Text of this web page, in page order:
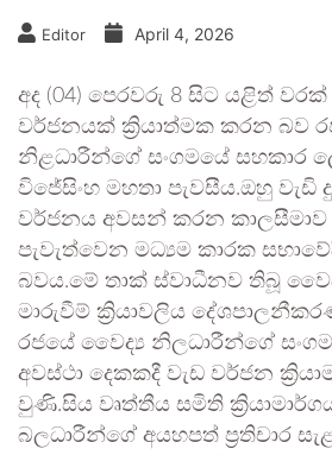
Editor April 4, 2026
අද (04) පෙරවරු 8 සිට යළිත් වරක්
වර්ජනයක් ක්‍රියාත්මක කරන බව
නිළධාරීන්ගේ සංගමයේ සහකාර
විජේසිංහ මහතා පැවසීය.ඔහු වැඩි
වර්ජනය අවසන් කරන කාලසීමාව
පැවැත්වෙන මධ්‍යම කාරක
බවය.මේ තාක් ස්වාධීනව තිබූ
මාරුවීම් ක්‍රියාවලිය
රජයේ වෛද්‍ය නිලධාරීන්ගේ
අවස්ථා දෙකකදී වැඩ වර්ජන
වුණි.සිය වෘත්තීය සමිති
බලධාරීන්ගේ අයහපත් ප්‍රතිචාර